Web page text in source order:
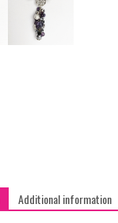
Additional information